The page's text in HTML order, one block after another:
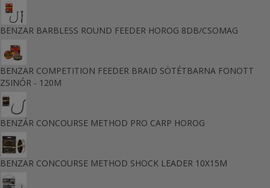
BENZAR BARBLESS ROUND FEEDER HOROG 8DB/CSOMAG
BENZAR COMPETITION FEEDER BRAID SÖTÉTBARNA FONOTT
ZSINÓR - 120M
BENZÁR CONCOURSE METHOD PRO CARP HOROG
BENZAR CONCOURSE METHOD SHOCK LEADER 10X15M